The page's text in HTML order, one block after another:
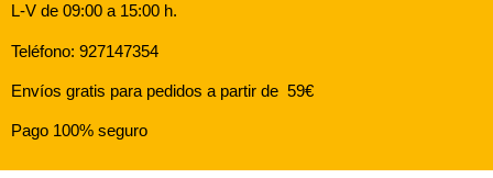
L-V de 09:00 a 15:00 h.
Teléfono: 927147354
Envíos gratis para pedidos a partir de 59€
Pago 100% seguro